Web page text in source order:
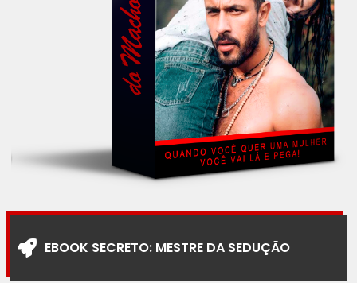
EBOOK SECRETO: MESTRE DA SEDUÇÃO